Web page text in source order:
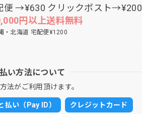
便 →¥630 クリックポスト→¥200
円以上送料無料
・北海道 宅配便¥1200
い方法について
法がご利用頂けます。
払い（Pay ID） クレジットカード